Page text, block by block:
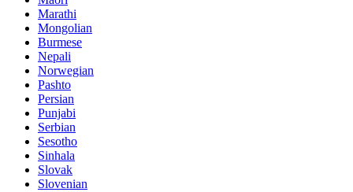
Marathi
Mongolian
Burmese
Nepali
Norwegian
Pashto
Persian
Punjabi
Serbian
Sesotho
Sinhala
Slovak
Slovenian